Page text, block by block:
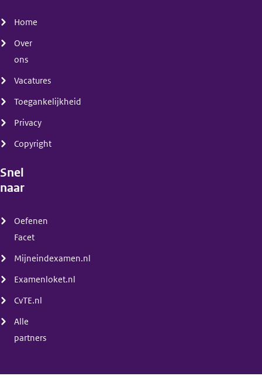
Home
Over
ons
Vacatures
Toegankelijkheid
Privacy
Copyright
Snel
naar
Oefenen
Facet
Mijneindexamen.nl
Examenloket.nl
CvTE.nl
Alle
partners